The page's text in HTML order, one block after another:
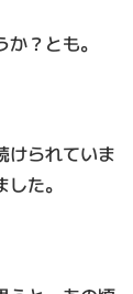
？とも。
けられていま
た。